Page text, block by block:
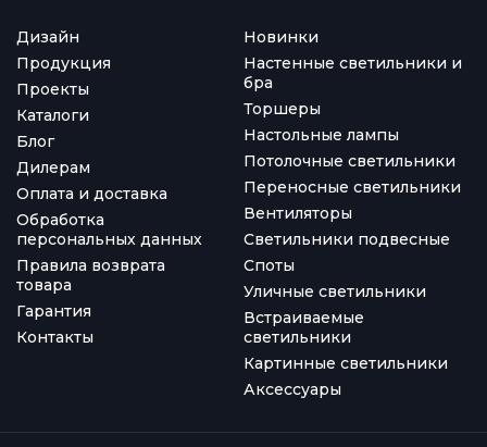
Дизайн
Продукция
Проекты
Каталоги
Блог
Дилерам
Оплата и доставка
Обработка
персональных данных
Правила возврата
товара
Гарантия
Контакты
Новинки
Настенные светильники и
бра
Торшеры
Настольные лампы
Потолочные светильники
Переносные светильники
Вентиляторы
Светильники подвесные
Споты
Уличные светильники
Встраиваемые
светильники
Картинные светильники
Аксессуары